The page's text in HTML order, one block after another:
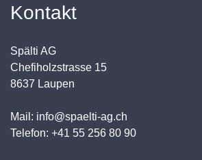
Kontakt
Spälti AG
Chefiholzstrasse 15
8637 Laupen
Mail: info@spaelti-ag.ch
Telefon: +41 55 256 80 90